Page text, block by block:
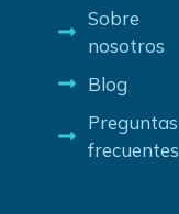
Sobre
nosotros
Blog
Preguntas
frecuentes